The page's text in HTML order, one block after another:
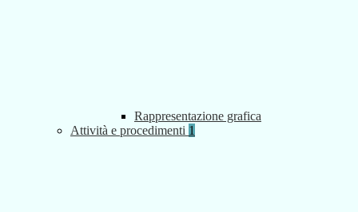
Rappresentazione grafica
Attività e procedimenti 1